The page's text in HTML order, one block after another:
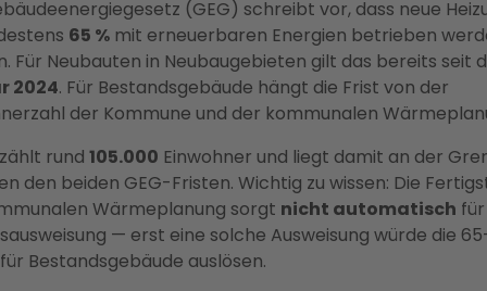
(GEG) schreibt vor, dass neue
65 %mit erneuerbaren Energien betrieben
Für Neubauten in Neubaugebieten gilt das bereits seit
2024. Für Bestandsgebäude hängt die Frist von der
der Kommune und der kommunalen
rund 105.000 Einwohner und liegt damit an der
den beiden GEG-Fristen. Wichtig zu wissen: Die
Wärmeplanung sorgt nicht automatisch
— erst eine solche Ausweisung würde die
Bestandsgebäude auslösen.